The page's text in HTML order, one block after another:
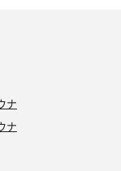
んでなかった
ｱｾ。まあ、朝なの
したけど、普通で
いてよかっわぁ
商店の稲荷店。
ライス。
昨日の夜もラーメ
ナ
ナ